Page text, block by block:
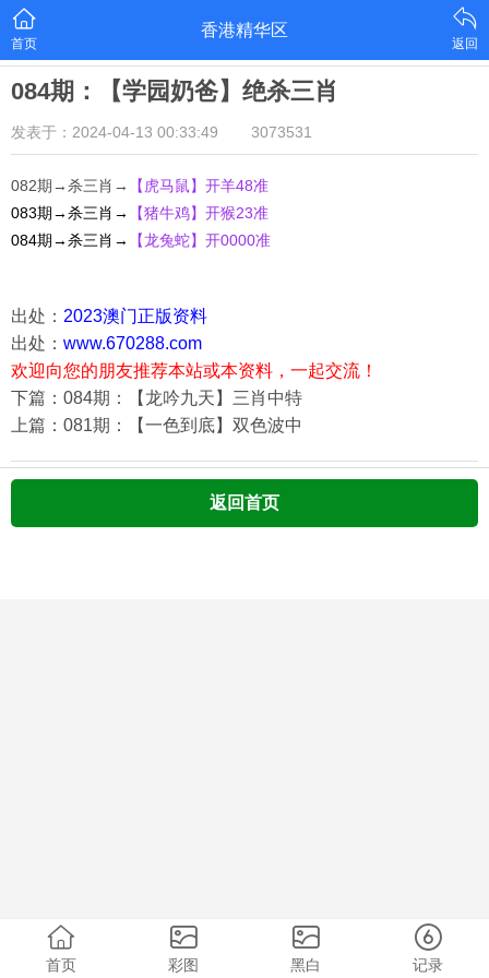
首页
香港精华区
返回
084期：【学园奶爸】绝杀三肖
发表于：2024-04-13 00:33:49 3073531
082期→杀三肖→ 【虎马鼠】开羊48准
083期→杀三肖→
【猪牛鸡】开猴23准
084期→杀三肖→
【龙兔蛇】开0000准
出处： 2023澳门正版资料
出处： www.670288.com
欢迎向您的朋友推荐本站或本资料，一起交流！
下篇：084期：【龙吟九天】三肖中特
上篇：081期：【一色到底】双色波中
返回首页
首页 彩图 黑白 记录